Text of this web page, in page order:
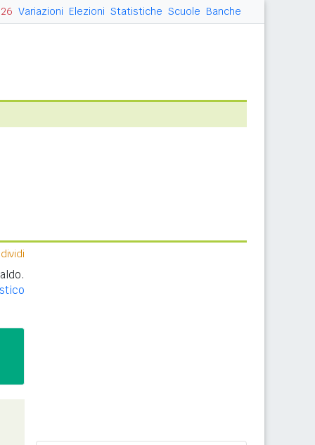
Variazioni Elezioni Statistiche Scuole Banche